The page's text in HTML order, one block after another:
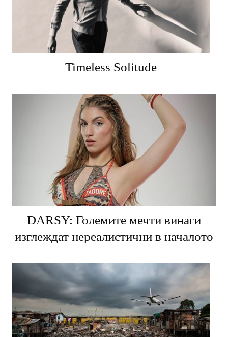
Timeless Solitude
DARSY: Големите мечти винаги
изглеждат нереалистични в началото